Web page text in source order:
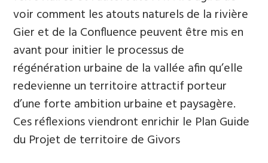
voir comment les atouts naturels de la rivière
Gier et de la Confluence peuvent être mis en
avant pour initier le processus de
régénération urbaine de la vallée afin qu’elle
redevienne un territoire attractif porteur
d’une forte ambition urbaine et paysagère.
Ces réflexions viendront enrichir le Plan Guide
du Projet de territoire de Givors